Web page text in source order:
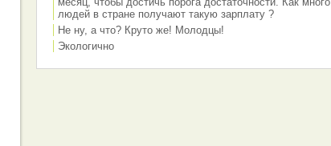
людей в стране получают такую зарплату ?
Не ну, а что? Круто же! Молодцы!
Экологично